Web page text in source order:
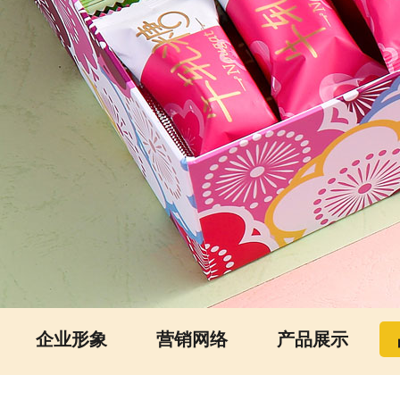
企业形象 营销网络 产品展示